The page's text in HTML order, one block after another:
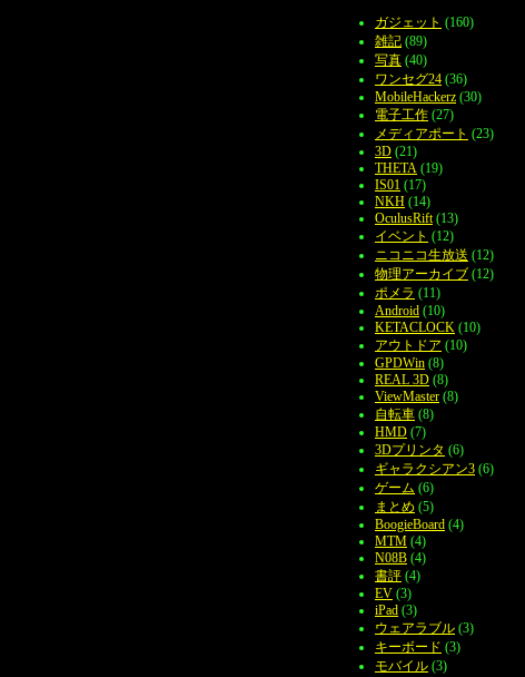
ガジェット (160)
雑記 (89)
写真 (40)
ワンセグ24 (36)
MobileHackerz (30)
電子工作 (27)
メディアポート (23)
3D (21)
THETA (19)
IS01 (17)
NKH (14)
OculusRift (13)
イベント (12)
ニコニコ生放送 (12)
物理アーカイブ (12)
ポメラ (11)
Android (10)
KETACLOCK (10)
アウトドア (10)
GPDWin (8)
REAL 3D (8)
ViewMaster (8)
自転車 (8)
HMD (7)
3Dプリンタ (6)
ギャラクシアン3 (6)
ゲーム (6)
まとめ (5)
BoogieBoard (4)
MTM (4)
N08B (4)
書評 (4)
EV (3)
iPad (3)
ウェアラブル (3)
キーボード (3)
モバイル (3)